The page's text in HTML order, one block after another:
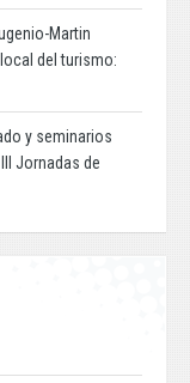
Martin
del turismo:
y seminarios
III Jornadas de